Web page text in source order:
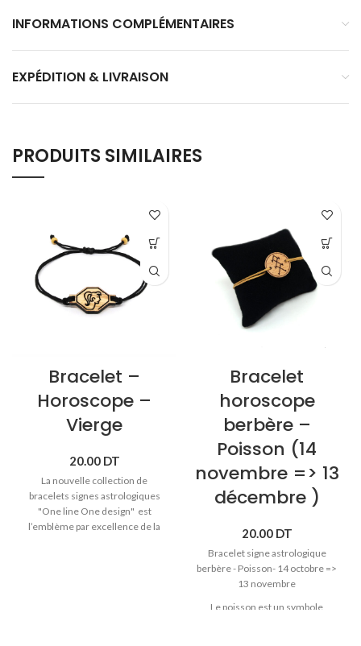
INFORMATIONS COMPLÉMENTAIRES
EXPÉDITION & LIVRAISON
PRODUITS SIMILAIRES
Bracelet –
Horoscope –
Vierge
20.00 DT
La nouvelle collection de
bracelets signes astrologiques
"One line One design" est
l’emblème par excellence de la
Bracelet
horoscope
berbère –
Poisson (14
novembre => 13
décembre )
20.00 DT
Bracelet signe astrologique
berbère - Poisson- 14 octobre =>
13 novembre
Le poisson est un symbole